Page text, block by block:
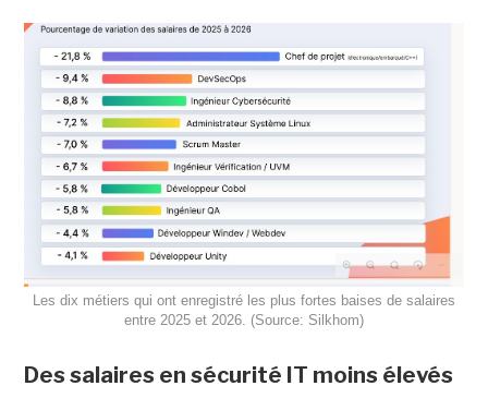
Les dix métiers qui ont enregistré les plus fortes baises de salaires
entre 2025 et 2026. (Source: Silkhom)
Des salaires en sécurité IT moins élevés